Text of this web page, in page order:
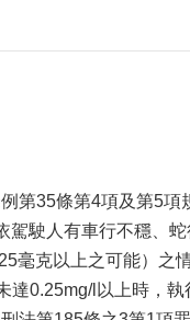
第35條第4項及第5
駕駛人有車行不穩、
毫克以上之可能）之
達0.25mg/l以上時，